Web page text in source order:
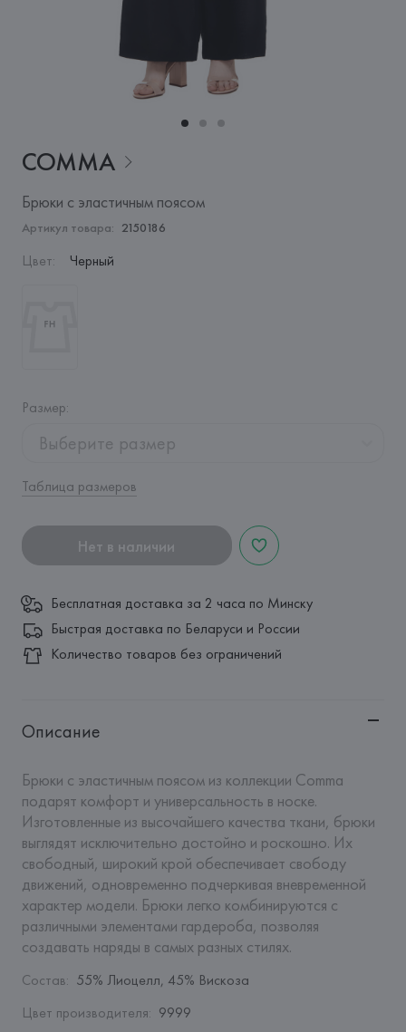
COMMA
Брюки с эластичным поясом
Артикул товара: 2150186
Цвет: Черный
Размер:
Выберите размер
Таблица размеров
Нет в наличии
Бесплатная доставка за 2 часа по Минску
Быстрая доставка по Беларуси и России
Количество товаров без ограничений
Описание
Брюки с эластичным поясом из коллекции Comma
подарят комфорт и универсальность в носке.
Изготовленные из высочайшего качества ткани, брюки
выглядят исключительно достойно и роскошно. Их
свободный, широкий крой обеспечивает свободу
движений, одновременно подчеркивая вневременной
характер модели. Брюки легко комбинируются с
различными элементами гардероба, позволяя
создавать наряды в самых разных стилях.
Состав: 55% Лиоцелл, 45% Вискоза
Цвет производителя: 9999